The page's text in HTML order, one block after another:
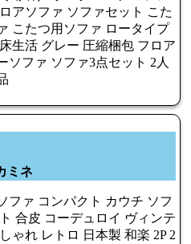
アソファ ソファセット こた
こたつ用ソファ ロータイプ
生活 グレー 圧縮梱包 フロア
ソファ ソファ3点セット 2人
ミネ
ファ コンパクト カウチ ソフ
合皮 コーデュロイ ヴィンテ
ゃれ レトロ 日本製 和楽 2P 2